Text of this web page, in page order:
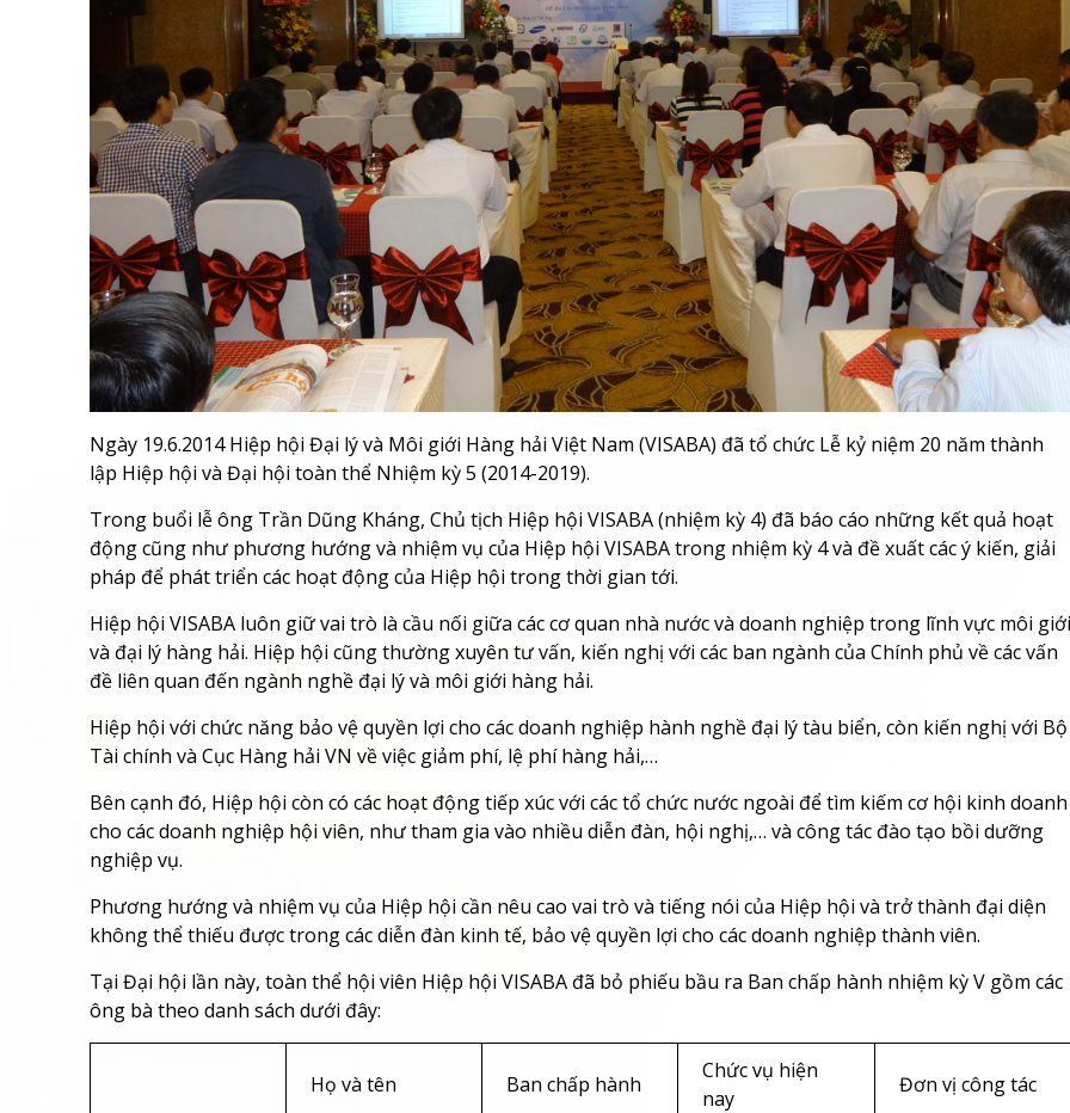
Ngày 19.6.2014 Hiệp hội Đại lý và Môi giới Hàng hải Việt Nam (VISABA) đã tổ chức Lễ kỷ niệm 20 năm thành
lập Hiệp hội và Đại hội toàn thể Nhiệm kỳ 5 (2014-2019).
Trong buổi lễ ông Trần Dũng Kháng, Chủ tịch Hiệp hội VISABA (nhiệm kỳ 4) đã báo cáo những kết quả hoạt
động cũng như phương hướng và nhiệm vụ của Hiệp hội VISABA trong nhiệm kỳ 4 và đề xuất các ý kiến, giải
pháp để phát triển các hoạt động của Hiệp hội trong thời gian tới.
Hiệp hội VISABA luôn giữ vai trò là cầu nối giữa các cơ quan nhà nước và doanh nghiệp trong lĩnh vực môi giới
và đại lý hàng hải. Hiệp hội cũng thường xuyên tư vấn, kiến nghị với các ban ngành của Chính phủ về các vấn
đề liên quan đến ngành nghề đại lý và môi giới hàng hải.
Hiệp hội với chức năng bảo vệ quyền lợi cho các doanh nghiệp hành nghề đại lý tàu biển, còn kiến nghị với Bộ
Tài chính và Cục Hàng hải VN về việc giảm phí, lệ phí hàng hải,…
Bên cạnh đó, Hiệp hội còn có các hoạt động tiếp xúc với các tổ chức nước ngoài để tìm kiếm cơ hội kinh doanh
cho các doanh nghiệp hội viên, như tham gia vào nhiều diễn đàn, hội nghị,… và công tác đào tạo bồi dưỡng
nghiệp vụ.
Phương hướng và nhiệm vụ của Hiệp hội cần nêu cao vai trò và tiếng nói của Hiệp hội và trở thành đại diện
không thể thiếu được trong các diễn đàn kinh tế, bảo vệ quyền lợi cho các doanh nghiệp thành viên.
Tại Đại hội lần này, toàn thể hội viên Hiệp hội VISABA đã bỏ phiếu bầu ra Ban chấp hành nhiệm kỳ V gồm các
ông bà theo danh sách dưới đây:
Họ và tên Ban chấp hành
Chức vụ hiện
nay
Đơn vị công tác